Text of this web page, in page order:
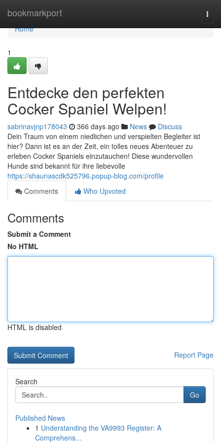
bookmarkport
Home
Home
1
Entdecke den perfekten
Cocker Spaniel Welpen!
sabrinavjnp178043 366 days ago News
Discuss
Dein Traum von einem niedlichen und verspielten Begleiter ist
hier? Dann ist es an der Zeit, ein tolles neues Abenteuer zu
erleben Cocker Spaniels einzutauchen! Diese wundervollen
Hunde sind bekannt für ihre liebevolle
https://shaunascdk525796.popup-blog.com/profile
Comments
Who Upvoted
Comments
Submit a Comment
No HTML
HTML is disabled
Report Page
Search
Go
Published News
1 Understanding the VA9993 Register: A
Comprehens...